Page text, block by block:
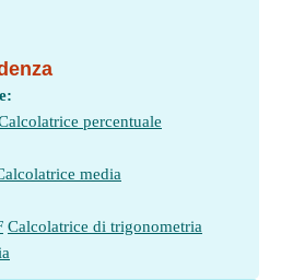
percentuale
media
Calcolatrice di trigonometria